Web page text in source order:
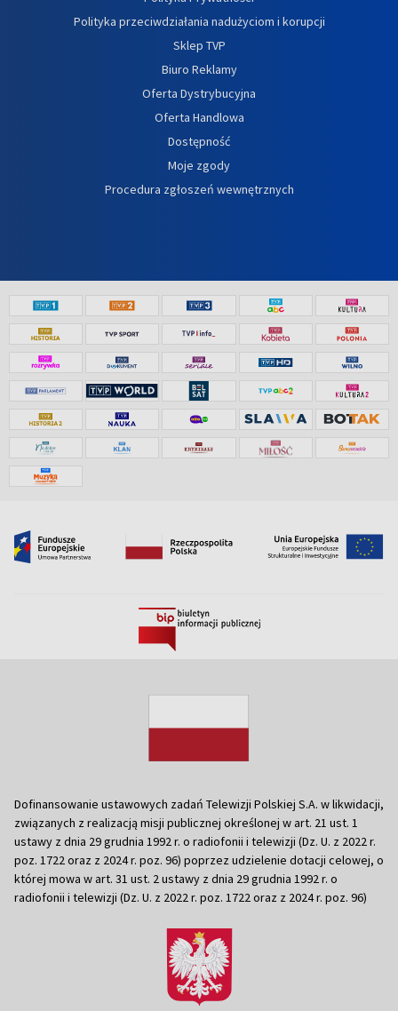
Polityka przeciwdziałania nadużyciom i korupcji
Sklep TVP
Biuro Reklamy
Oferta Dystrybucyjna
Oferta Handlowa
Dostępność
Moje zgody
Procedura zgłoszeń wewnętrznych
Dofinansowanie ustawowych zadań Telewizji Polskiej S.A. w likwidacji,
związanych z realizacją misji publicznej określonej w art. 21 ust. 1
ustawy z dnia 29 grudnia 1992 r. o radiofonii i telewizji (Dz. U. z 2022 r.
poz. 1722 oraz z 2024 r. poz. 96) poprzez udzielenie dotacji celowej, o
której mowa w art. 31 ust. 2 ustawy z dnia 29 grudnia 1992 r. o
radiofonii i telewizji (Dz. U. z 2022 r. poz. 1722 oraz z 2024 r. poz. 96)